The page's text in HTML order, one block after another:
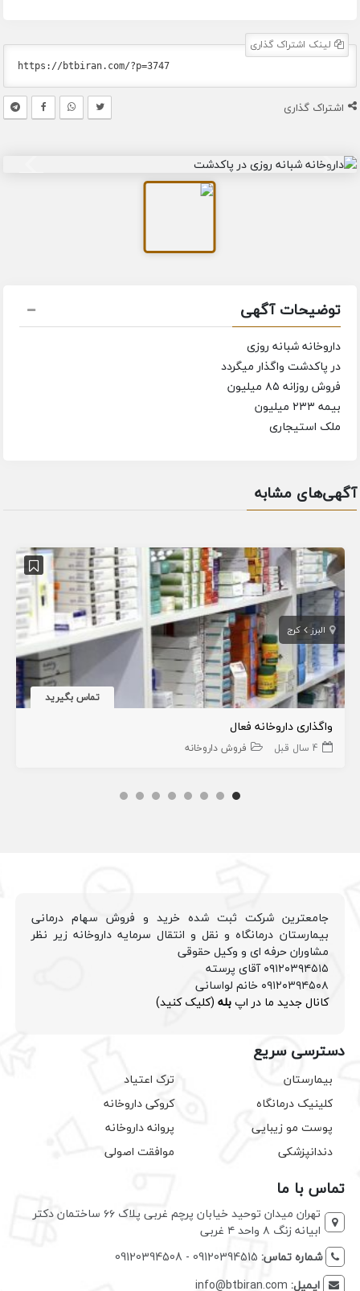
لینک اشتراک گذاری
اشتراک گذاری
توضیحات آگهی
داروخانه شبانه روزی
در پاکدشت واگذار میگردد
فروش روزانه ۸۵ میلیون
بیمه ۲۳۳ میلیون
ملک استیجاری
آگهی‌های مشابه
البرز کرج
تماس بگیرید
واگذاری داروخانه فعال
4 سال قبل فروش داروخانه
جامعترین شرکت ثبت شده خرید و فروش سهام درمانی
بیمارستان درمانگاه و نقل و انتقال سرمایه داروخانه زیر نظر
مشاوران حرفه ای و وکیل حقوقی
۰۹۱۲۰۳۹۴۵۱۵ آقای پرسته
۰۹۱۲۰۳۹۴۵۰۸ خانم لواسانی
کانال جدید ما در اپبله (کلیک کنید)
دسترسی سریع
بیمارستان
کلینیک درمانگاه
پوست مو زیبایی
دندانپزشکی
ترک اعتیاد
کروکی داروخانه
پروانه داروخانه
موافقت اصولی
تماس با ما
تهران میدان توحید خیابان پرچم غربی پلاک ۶۶ ساختمان دکتر
ابیانه زنگ ۸ واحد ۴ غربی
شماره تماس: 09120394515 - 09120394508
ایمیل: info@btbiran.com